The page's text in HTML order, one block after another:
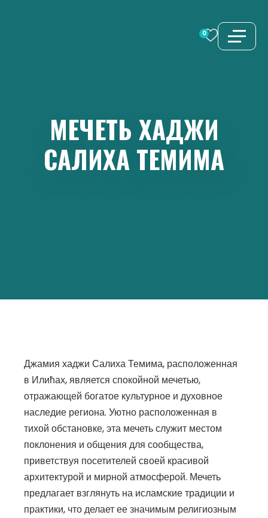
0
МЕЧЕТЬ ХАДЖИ
САЛИХА ТЕМИМА
Джамия хаджи Салиха Темима, расположенная
в Илићах, является спокойной мечетью,
отражающей богатое культурное и духовное
наследие региона. Уютно расположенная в
тихой обстановке, эта мечеть служит местом
поклонения и общения для сообщества,
приветствуя посетителей своей красивой
архитектурой и мирной атмосферой. Мечеть
предлагает взглянуть на исламские традиции и
практики, что делает ее значимым религиозным